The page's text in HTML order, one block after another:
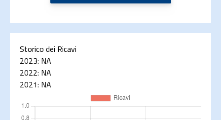
Storico dei Ricavi
2023: NA
2022: NA
2021: NA